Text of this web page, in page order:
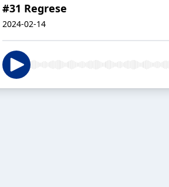
#31 Regrese
2024-02-14